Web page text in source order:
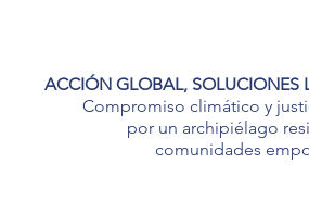
ACCIÓN GLOBAL, SOLUCIONES
Compromiso climático y
por un archipiélago
comunidades